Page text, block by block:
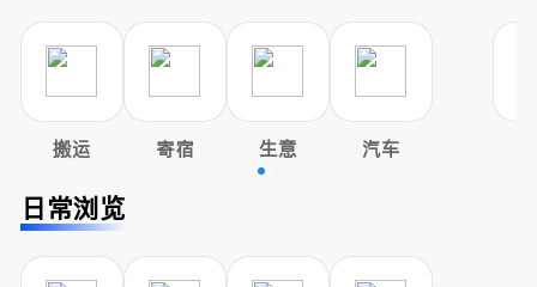
搬运 寄宿 生意 汽车
日常浏览